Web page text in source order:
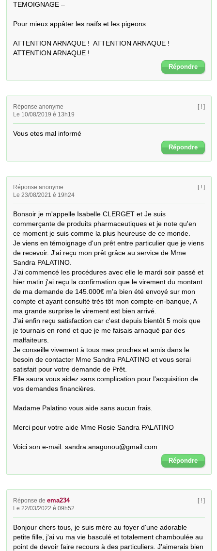
TEMOIGNAGE –
Pour mieux appâter les naïfs et les pigeons
ATTENTION ARNAQUE !  ATTENTION ARNAQUE !
ATTENTION ARNAQUE !
Répondre
Réponse anonyme
Le 10/08/2019 é 13h19
[ ! ]
Vous etes mal informé
Répondre
Réponse anonyme
Le 23/08/2021 é 19h24
[ ! ]
Bonsoir je m'appelle Isabelle CLERGET et Je suis
commerçante de produits pharmaceutiques et je note qu'en
ce moment je suis comme la plus heureuse de ce monde.
Je viens en témoignage d'un prêt entre particulier que je viens
de recevoir. J'ai reçu mon prêt grâce au service de Mme
Sandra PALATINO.
J'ai commencé les procédures avec elle le mardi soir passé et
hier matin j'ai reçu la confirmation que le virement du montant
de ma demande de 145.000€ m'a bien été envoyé sur mon
compte et ayant consulté très tôt mon compte-en-banque, A
ma grande surprise le virement est bien arrivé.
J'ai enfin reçu satisfaction car c'est depuis bientôt 5 mois que
je tournais en rond et que je me faisais arnaqué par des
malfaiteurs.
Je conseille vivement à tous mes proches et amis dans le
besoin de contacter Mme Sandra PALATINO et vous serai
satisfait pour votre demande de Prêt.
Elle saura vous aidez sans complication pour l'acquisition de
vos demandes financières.
Madame Palatino vous aide sans aucun frais.
Merci pour votre aide Mme Rosie Sandra PALATINO
Voici son e-mail: sandra.anagonou@gmail.com
Répondre
Réponse deema234
Le 22/03/2022 é 09h52
[ ! ]
Bonjour chers tous, je suis mère au foyer d'une adorable
petite fille, j'ai vu ma vie basculé et totalement chamboulée au
point de devoir faire recours à des particuliers. J'aimerais bien